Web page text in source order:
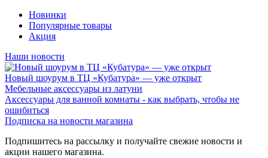
Новинки
Популярные товары
Акция
Наши новости
Новый шоурум в ТЦ «Кубатура» — уже открыт
Мебельные аксессуары из латуни
Аксессуары для ванной комнаты - как выбрать, чтобы не
ошибиться
Подписка на новости магазина
Подпишитесь на рассылку и получайте свежие новости и
акции нашего магазина.